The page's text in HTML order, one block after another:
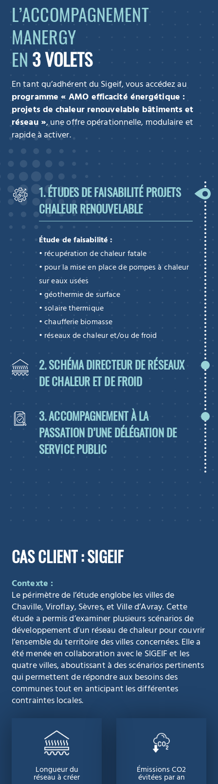
L’ACCOMPAGNEMENT
MANERGY
EN 3 VOLETS
En tant qu’adhérent du Sigeif, vous accédez au
programme « AMO efficacité énergétique :
projets de chaleur renouvelable bâtiments et
réseau », une offre opérationnelle, modulaire et
rapide à activer.
1. ÉTUDES DE FAISABILITÉ PROJETS
CHALEUR RENOUVELABLE
Étude de faisabilité :
• récupération de chaleur fatale
• pour la mise en place de pompes à chaleur
sur eaux usées
• géothermie de surface
• solaire thermique
• chaufferie biomasse
• réseaux de chaleur et/ou de froid
2. SCHÉMA DIRECTEUR DE RÉSEAUX
DE CHALEUR ET DE FROID
3. ACCOMPAGNEMENT À LA
PASSATION D’UNE DÉLÉGATION DE
SERVICE PUBLIC
CAS CLIENT : SIGEIF
Contexte :
Le périmètre de l’étude englobe les villes de
Chaville, Viroflay, Sèvres, et Ville d’Avray. Cette
étude a permis d’examiner plusieurs scénarios de
développement d’un réseau de chaleur pour couvrir
l’ensemble du territoire des villes concernées. Elle a
été menée en collaboration avec le SIGEIF et les
quatre villes, aboutissant à des scénarios pertinents
qui permettent de répondre aux besoins des
communes tout en anticipant les différentes
contraintes locales.
Longueur du
réseau à créer
Émissions CO2
évitées par an